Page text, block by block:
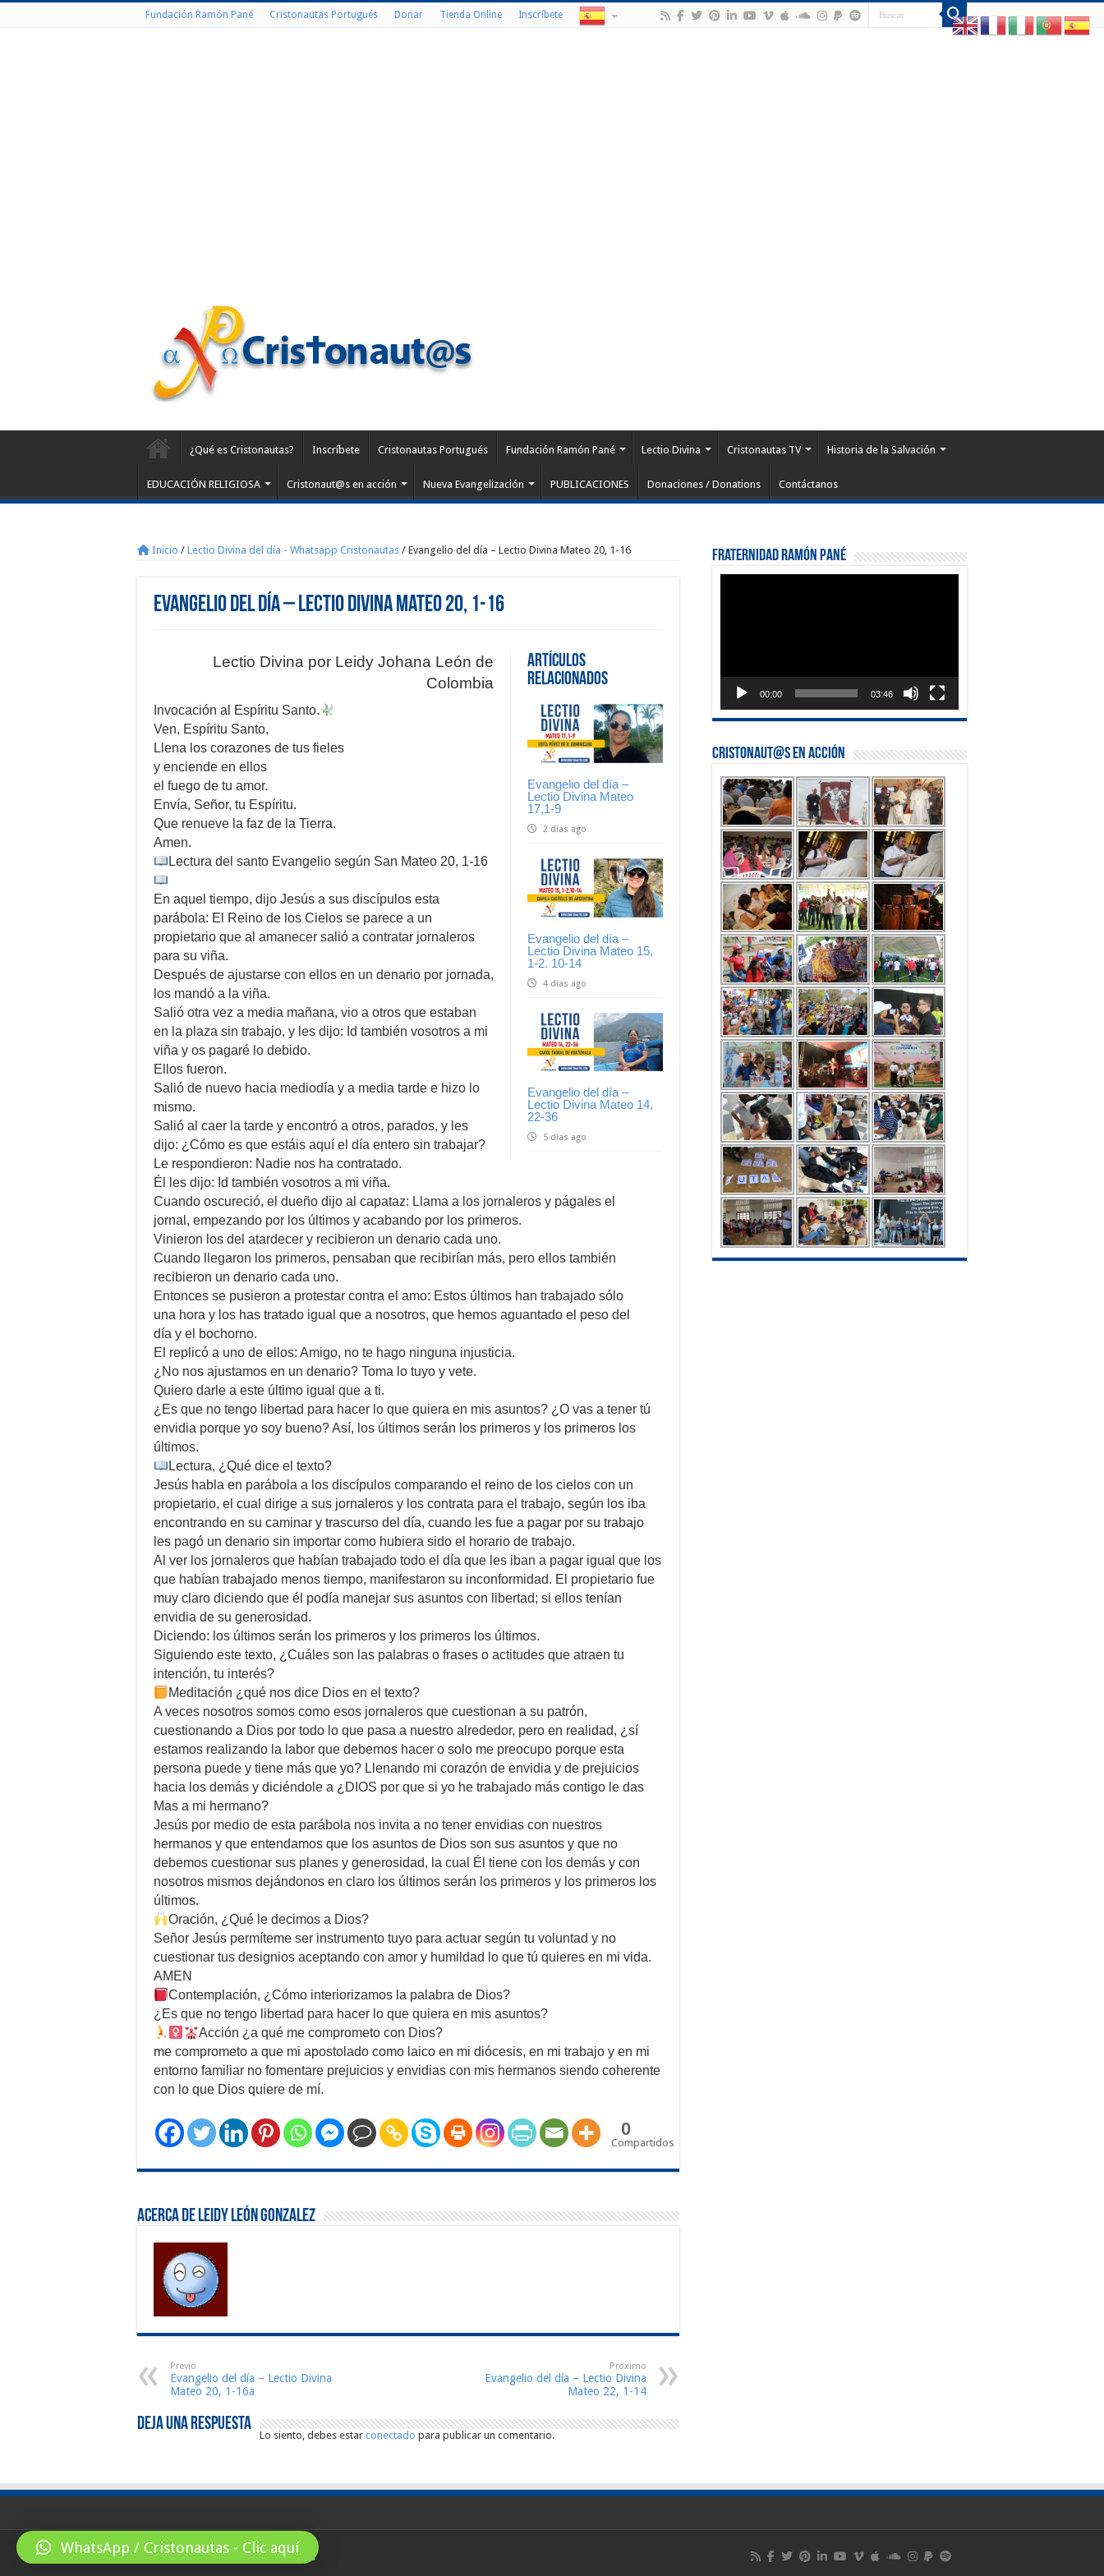
Fundación Ramón Pané Cristonautas Portugués Donar Tienda Online Inscríbete
¿Qué es Cristonautas? Inscríbete Cristonautas Portugués Fundación Ramón Pané Lectio Divina Cristonautas TV Historia de la Salvación
EDUCACIÓN RELIGIOSA Cristonaut@s en acción Nueva Evangelización PUBLICACIONES Donaciones / Donations Contáctanos
Inicio / Lectio Divina del día - Whatsapp Cristonautas / Evangelio del día – Lectio Divina Mateo 20, 1-16
Evangelio del día – Lectio Divina Mateo 20, 1-16
Artículos
Relacionados
Evangelio del día –
Lectio Divina Mateo
17,1-9
2 días ago
Evangelio del día –
Lectio Divina Mateo 15,
1-2. 10-14
4 días ago
Evangelio del día –
Lectio Divina Mateo 14,
22-36
5 días ago
Lectio Divina por Leidy Johana León de
Colombia
Invocación al Espíritu Santo.
Ven, Espíritu Santo,
Llena los corazones de tus fieles
y enciende en ellos
el fuego de tu amor.
Envía, Señor, tu Espíritu.
Que renueve la faz de la Tierra.
Amen.
Lectura del santo Evangelio según San Mateo 20, 1-16
En aquel tiempo, dijo Jesús a sus discípulos esta
parábola: El Reino de los Cielos se parece a un
propietario que al amanecer salió a contratar jornaleros
para su viña.
Después de ajustarse con ellos en un denario por jornada,
los mandó a la viña.
Salió otra vez a media mañana, vio a otros que estaban
en la plaza sin trabajo, y les dijo: Id también vosotros a mi
viña y os pagaré lo debido.
Ellos fueron.
Salió de nuevo hacia mediodía y a media tarde e hizo lo
mismo.
Salió al caer la tarde y encontró a otros, parados, y les
dijo: ¿Cómo es que estáis aquí el día entero sin trabajar?
Le respondieron: Nadie nos ha contratado.
Él les dijo: Id también vosotros a mi viña.
Cuando oscureció, el dueño dijo al capataz: Llama a los jornaleros y págales el
jornal, empezando por los últimos y acabando por los primeros.
Vinieron los del atardecer y recibieron un denario cada uno.
Cuando llegaron los primeros, pensaban que recibirían más, pero ellos también
recibieron un denario cada uno.
Entonces se pusieron a protestar contra el amo: Estos últimos han trabajado sólo
una hora y los has tratado igual que a nosotros, que hemos aguantado el peso del
día y el bochorno.
El replicó a uno de ellos: Amigo, no te hago ninguna injusticia.
¿No nos ajustamos en un denario? Toma lo tuyo y vete.
Quiero darle a este último igual que a ti.
¿Es que no tengo libertad para hacer lo que quiera en mis asuntos? ¿O vas a tener tú
envidia porque yo soy bueno? Así, los últimos serán los primeros y los primeros los
últimos.
Lectura, ¿Qué dice el texto?
Jesús habla en parábola a los discípulos comparando el reino de los cielos con un
propietario, el cual dirige a sus jornaleros y los contrata para el trabajo, según los iba
encontrando en su caminar y trascurso del día, cuando les fue a pagar por su trabajo
les pagó un denario sin importar como hubiera sido el horario de trabajo.
Al ver los jornaleros que habían trabajado todo el día que les iban a pagar igual que los
que habían trabajado menos tiempo, manifestaron su inconformidad. El propietario fue
muy claro diciendo que él podía manejar sus asuntos con libertad; si ellos tenían
envidia de su generosidad.
Diciendo: los últimos serán los primeros y los primeros los últimos.
Siguiendo este texto, ¿Cuáles son las palabras o frases o actitudes que atraen tu
intención, tu interés?
Meditación ¿qué nos dice Dios en el texto?
A veces nosotros somos como esos jornaleros que cuestionan a su patrón,
cuestionando a Dios por todo lo que pasa a nuestro alrededor, pero en realidad, ¿sí
estamos realizando la labor que debemos hacer o solo me preocupo porque esta
persona puede y tiene más que yo? Llenando mi corazón de envidia y de prejuicios
hacia los demás y diciéndole a ¿DIOS por que si yo he trabajado más contigo le das
Mas a mi hermano?
Jesús por medio de esta parábola nos invita a no tener envidias con nuestros
hermanos y que entendamos que los asuntos de Dios son sus asuntos y que no
debemos cuestionar sus planes y generosidad, la cual Él tiene con los demás y con
nosotros mismos dejándonos en claro los últimos serán los primeros y los primeros los
últimos.
Oración, ¿Qué le decimos a Dios?
Señor Jesús permíteme ser instrumento tuyo para actuar según tu voluntad y no
cuestionar tus designios aceptando con amor y humildad lo que tú quieres en mi vida.
AMEN
Contemplación, ¿Cómo interiorizamos la palabra de Dios?
¿Es que no tengo libertad para hacer lo que quiera en mis asuntos?
Acción ¿a qué me comprometo con Dios?
me comprometo a que mi apostolado como laico en mi diócesis, en mi trabajo y en mi
entorno familiar no fomentare prejuicios y envidias con mis hermanos siendo coherente
con lo que Dios quiere de mí.
0
Compartidos
Acerca de Leidy León Gonzalez
Previo
Evangelio del día – Lectio Divina
Mateo 20, 1-16a
Proximo
Evangelio del día – Lectio Divina
Mateo 22, 1-14
Deja una respuesta
Lo siento, debes estar conectado para publicar un comentario.
Fraternidad Ramón Pané
00:00 03:46
Cristonaut@s en Acción
© Copyright 2026, All Rights Reserved
WhatsApp / Cristonautas - Clic aquí